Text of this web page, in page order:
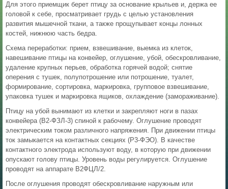
Для этого приемщик берет птицу за основание крыльев и, держа ее
головой к себе, просматривает грудь с целью установления
развития мышечной ткани, а также прощупывает концы лонных
костей, нижнюю часть бедра.
Схема переработки: прием, взвешивание, выемка из клеток,
навешивание птицы на конвейер, оглушение, убой, обескровливание,
удаление крупных перьев, обработка горячей водой; снятие
оперения с тушек, полупотрошение или потрошение, туалет,
формирование, сортировка, маркировка, групповое взвешивание,
упаковка тушек и маркировка ящиков, охлаждение (замораживание).
Птицу на убой вынимают из клетки и закрепляют ноги в пазах
конвейера (В2-ФЗЛ-3) спиной к рабочему. Оглушение проводят
электрическим током различного напряжения. При движении птицы
ток замыкается на контактных секциях (Р3-ФЭО). В качестве
контактного электрода используют воду, в которую при движении
опускают голову птицы. Уровень воды регулируется. Оглушение
проводят на аппарате В2ФЦЛ/2.
После оглушения проводят обескровливание наружным или